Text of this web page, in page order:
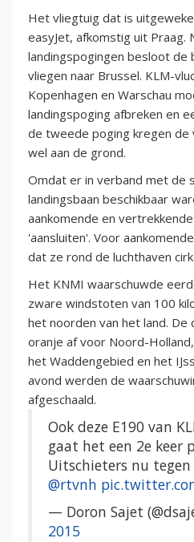
Het vliegtuig dat is
easyJet, afkomstig uit Praag.
landingspogingen besloot de
vliegen naar Brussel. KLM-
Kopenhagen en Warschau
landingspoging afbreken en
de tweede poging kregen de
wel aan de grond.
Omdat er in verband met de
landingsbaan beschikbaar
aankomende en
'aansluiten'. Voor
dat ze rond de luchthaven
Het KNMI waarschuwde
zware windstoten van 100
het noorden van het land. De
oranje af voor Noord-
het Waddengebied en het
avond werden de
afgeschaald.
Ook deze E190 van
gaat het een 2e keer
Uitschieters nu
@rtvnh
— Doron Sajet
2015